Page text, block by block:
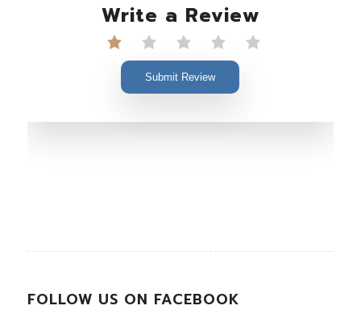
Write a Review
Submit Review
FOLLOW US ON FACEBOOK